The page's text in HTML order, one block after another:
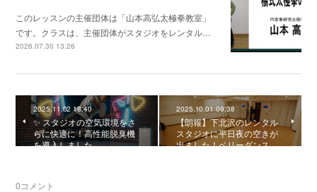
このレッスンの主催団体は「山本高弘太極拳教室」
です。クラスは、主催団体がスタジオをレンタル…
2026.07.30 13:26
2025.11.02 18:40
✨ スタジオの空気環境をさ
らに快適に！高性能脱臭機
を導入しました
2025.10.01 09:38
【朗報】下北沢のレンタル
スタジオに平日夜の空きが
出ました！ベリーダンス…
0コメント